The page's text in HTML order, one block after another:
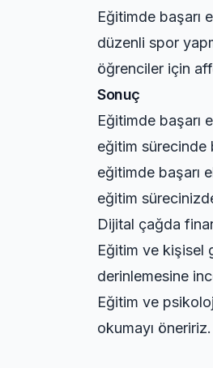
Eğitimde başarı
düzenli spor
öğrenciler için
Sonuç
Eğitimde başarı
eğitim sürecinde
eğitimde başarı
eğitim
Dijital çağda
Eğitim ve kişisel
derinlemesine
Eğitim ve
okumayı öneririz.